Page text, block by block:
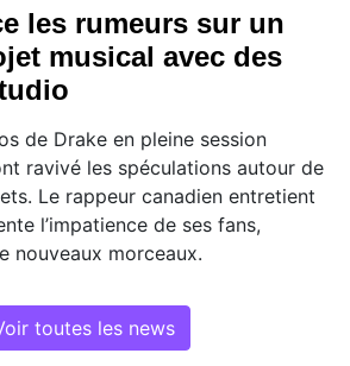
les rumeurs sur un
musical avec des
de Drake en pleine session
ravivé les spéculations autour de
Le rappeur canadien entretient
l’impatience de ses fans,
nouveaux morceaux.
toutes les news